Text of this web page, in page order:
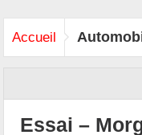
Accueil
Essai –